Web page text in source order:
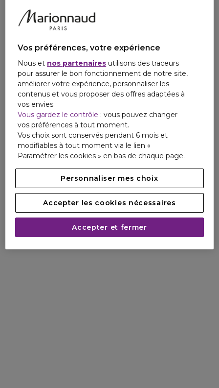
Vos préférences, votre expérience
Nous et nos partenaires utilisons des traceurs
pour assurer le bon fonctionnement de notre site,
améliorer votre expérience, personnaliser les
contenus et vous proposer des offres adaptées à
vos envies.
Vous gardez le contrôle : vous pouvez changer
vos préférences à tout moment.
Vos choix sont conservés pendant 6 mois et
modifiables à tout moment via le lien «
Paramétrer les cookies » en bas de chaque page.
Personnaliser mes choix
Accepter les cookies nécessaires
Accepter et fermer